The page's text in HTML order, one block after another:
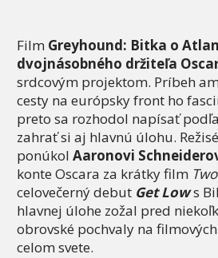
Film Greyhound: Bitka o
dvojnásobného držiteľa
srdcovým projektom. Príbeh
cesty na európsky front ho
preto sa rozhodol napísať
zahrať si aj hlavnú úlohu.
ponúkol Aaronovi
konte Oscara za krátky film
celovečerný debut Get Lows
hlavnej úlohe zožal pred
obrovské pochvaly na
celom svete.